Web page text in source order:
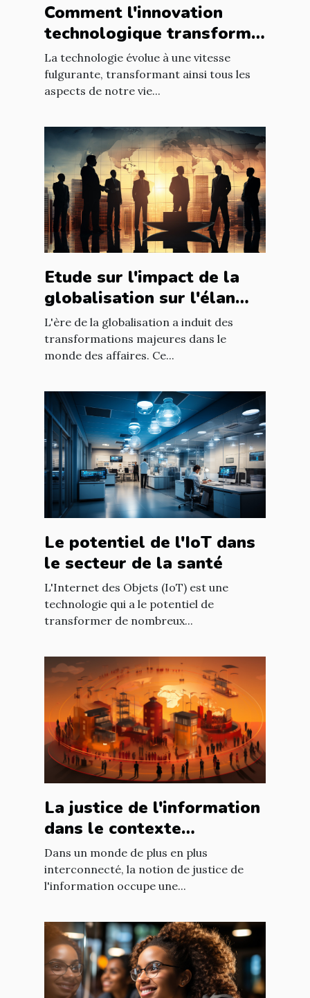
Comment l'innovation
technologique transforme
les entreprises à l'échelle
mondiale
La technologie évolue à une vitesse
fulgurante, transformant ainsi tous les
aspects de notre vie...
Etude sur l'impact de la
globalisation sur l'élan
des affaires
L'ère de la globalisation a induit des
transformations majeures dans le
monde des affaires. Ce...
Le potentiel de l'IoT dans
le secteur de la santé
L'Internet des Objets (IoT) est une
technologie qui a le potentiel de
transformer de nombreux...
La justice de l'information
dans le contexte
international : enjeux et
défis
Dans un monde de plus en plus
interconnecté, la notion de justice de
l'information occupe une...